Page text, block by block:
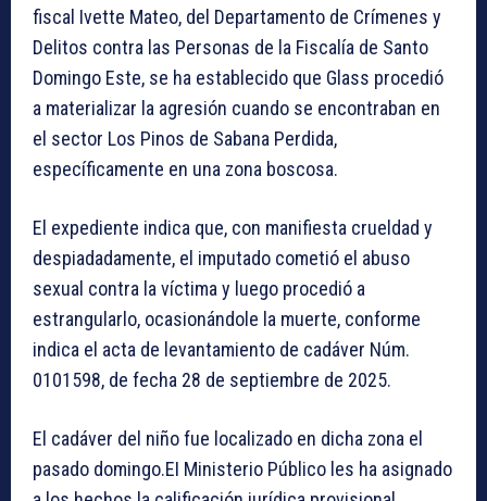
fiscal Ivette Mateo, del Departamento de Crímenes y
Delitos contra las Personas de la Fiscalía de Santo
Domingo Este, se ha establecido que Glass procedió
a materializar la agresión cuando se encontraban en
el sector Los Pinos de Sabana Perdida,
específicamente en una zona boscosa.
El expediente indica que, con manifiesta crueldad y
despiadadamente, el imputado cometió el abuso
sexual contra la víctima y luego procedió a
estrangularlo, ocasionándole la muerte, conforme
indica el acta de levantamiento de cadáver Núm.
0101598, de fecha 28 de septiembre de 2025.
El cadáver del niño fue localizado en dicha zona el
pasado domingo.EI Ministerio Público les ha asignado